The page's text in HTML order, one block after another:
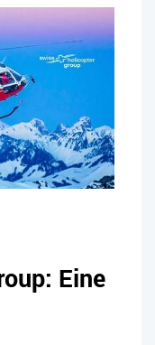
Eine